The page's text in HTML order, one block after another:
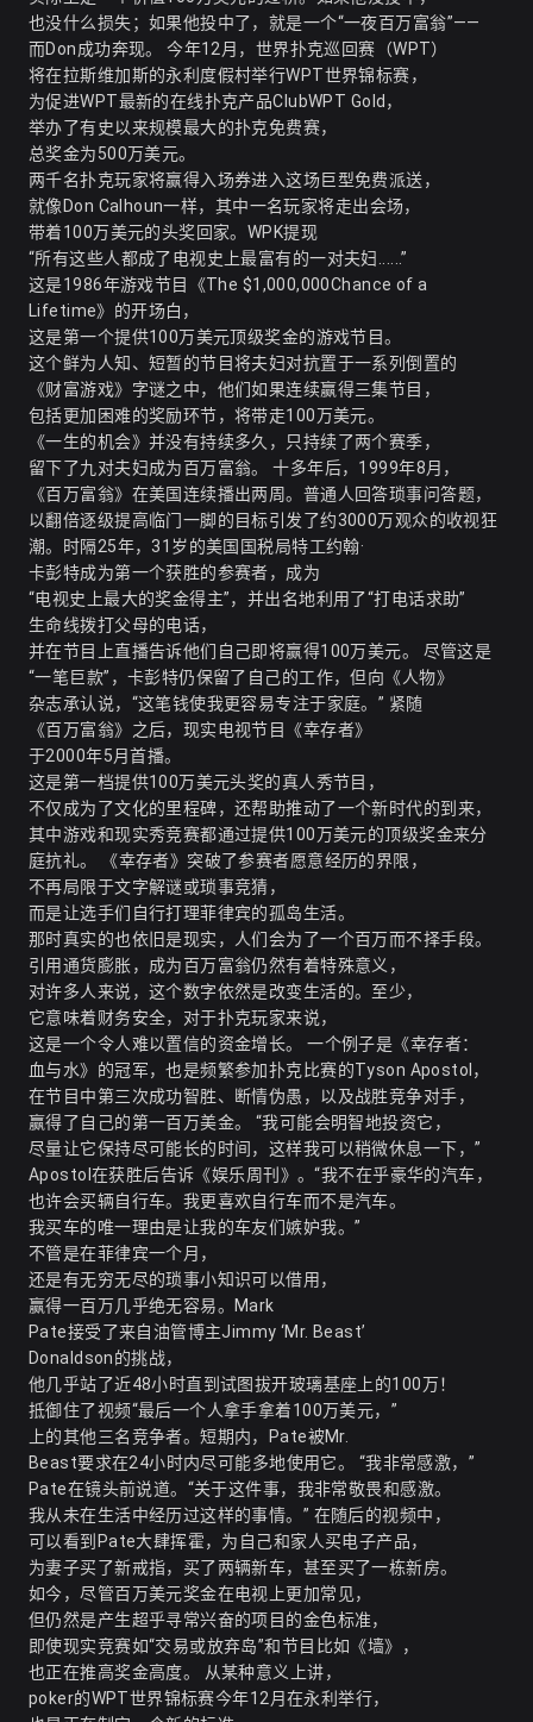
也没什么损失；如果他投中了，就是一个“一夜百万富翁”——
而Don成功奔现。 今年12月，世界扑克巡回赛（WPT）
将在拉斯维加斯的永利度假村举行WPT世界锦标赛，
为促进WPT最新的在线扑克产品ClubWPT Gold，
举办了有史以来规模最大的扑克免费赛，
总奖金为500万美元。
两千名扑克玩家将赢得入场券进入这场巨型免费派送，
就像Don Calhoun一样，其中一名玩家将走出会场，
带着100万美元的头奖回家。 WPK提现
“所有这些人都成了电视史上最富有的一对夫妇......”
这是1986年游戏节目《The $1,000,000Chance of a
Lifetime》的开场白，
这是第一个提供100万美元顶级奖金的游戏节目。
这个鲜为人知、短暂的节目将夫妇对抗置于一系列倒置的
《财富游戏》字谜之中，他们如果连续赢得三集节目，
包括更加困难的奖励环节，将带走100万美元。
《一生的机会》并没有持续多久，只持续了两个赛季，
留下了九对夫妇成为百万富翁。 十多年后，1999年8月，
《百万富翁》在美国连续播出两周。普通人回答琐事问答题，
以翻倍逐级提高临门一脚的目标引发了约3000万观众的收视狂
潮。时隔25年，31岁的美国国税局特工约翰·
卡彭特成为第一个获胜的参赛者，成为
“电视史上最大的奖金得主”，并出名地利用了“打电话求助”
生命线拨打父母的电话，
并在节目上直播告诉他们自己即将赢得100万美元。 尽管这是
“一笔巨款”，卡彭特仍保留了自己的工作，但向《人物》
杂志承认说，“这笔钱使我更容易专注于家庭。” 紧随
《百万富翁》之后，现实电视节目《幸存者》
于2000年5月首播。
这是第一档提供100万美元头奖的真人秀节目，
不仅成为了文化的里程碑，还帮助推动了一个新时代的到来，
其中游戏和现实秀竞赛都通过提供100万美元的顶级奖金来分
庭抗礼。 《幸存者》突破了参赛者愿意经历的界限，
不再局限于文字解谜或琐事竞猜，
而是让选手们自行打理菲律宾的孤岛生活。
那时真实的也依旧是现实，人们会为了一个百万而不择手段。
引用通货膨胀，成为百万富翁仍然有着特殊意义，
对许多人来说，这个数字依然是改变生活的。至少，
它意味着财务安全，对于扑克玩家来说，
这是一个令人难以置信的资金增长。 一个例子是《幸存者：
血与水》的冠军，也是频繁参加扑克比赛的Tyson Apostol，
在节目中第三次成功智胜、断情伪愚，以及战胜竞争对手，
赢得了自己的第一百万美金。 “我可能会明智地投资它，
尽量让它保持尽可能长的时间，这样我可以稍微休息一下，”
Apostol在获胜后告诉《娱乐周刊》。“我不在乎豪华的汽车，
也许会买辆自行车。我更喜欢自行车而不是汽车。
我买车的唯一理由是让我的车友们嫉妒我。”
不管是在菲律宾一个月，
还是有无穷无尽的琐事小知识可以借用，
赢得一百万几乎绝无容易。Mark
Pate接受了来自油管博主Jimmy ‘Mr. Beast’
Donaldson的挑战，
他几乎站了近48小时直到试图拔开玻璃基座上的100万！
抵御住了视频“最后一个人拿手拿着100万美元，”
上的其他三名竞争者。短期内，Pate被Mr.
Beast要求在24小时内尽可能多地使用它。 “我非常感激，”
Pate在镜头前说道。“关于这件事，我非常敬畏和感激。
我从未在生活中经历过这样的事情。” 在随后的视频中，
可以看到Pate大肆挥霍，为自己和家人买电子产品，
为妻子买了新戒指，买了两辆新车，甚至买了一栋新房。
如今，尽管百万美元奖金在电视上更加常见，
但仍然是产生超乎寻常兴奋的项目的金色标准，
即使现实竞赛如“交易或放弃岛”和节目比如《墙》，
也正在推高奖金高度。 从某种意义上讲，
poker的WPT世界锦标赛今年12月在永利举行，